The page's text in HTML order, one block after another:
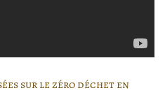
sur le zéro déchet en